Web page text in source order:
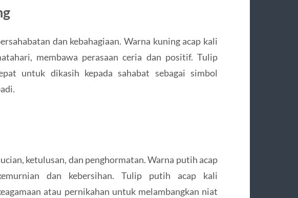
dan kebahagiaan. Warna kuning acap kali
membawa perasaan ceria dan positif. Tulip
untuk dikasih kepada sahabat sebagai simbol
ketulusan, dan penghormatan. Warna putih acap
dan kebersihan. Tulip putih acap kali
atau pernikahan untuk melambangkan niat